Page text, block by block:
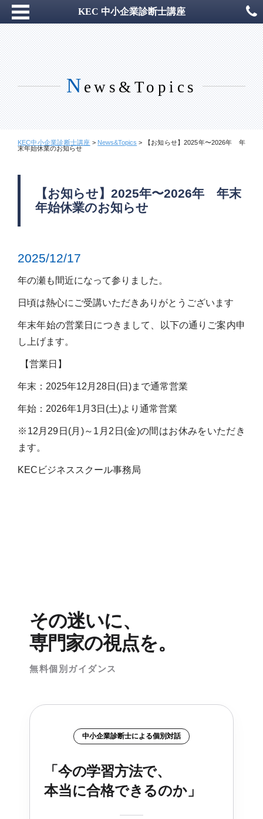
N ews&Topics
KEC中小企業診断士講座 > News&Topics >
【お知らせ】2025年〜2026年 年
末年始休業のお知らせ
【お知らせ】2025年〜2026年 年末
年始休業のお知らせ
2025/12/17
年の瀬も間近になって参りました。
日頃は熱心にご受講いただきありがとうございます
年末年始の営業日につきまして、以下の通りご案内申
し上げます。
【営業日】
年末：2025年12月28日(日)まで通常営業
年始：2026年1月3日(土)より通常営業
※12月29日(月)～1月2日(金)の間はお休みをいただき
ます。
KECビジネススクール事務局
その迷いに、
専門家の視点を。
無料個別ガイダンス
中小企業診断士による個別対話
「今の学習方法で、
本当に合格できるのか」
KEC 中小企業診断士講座